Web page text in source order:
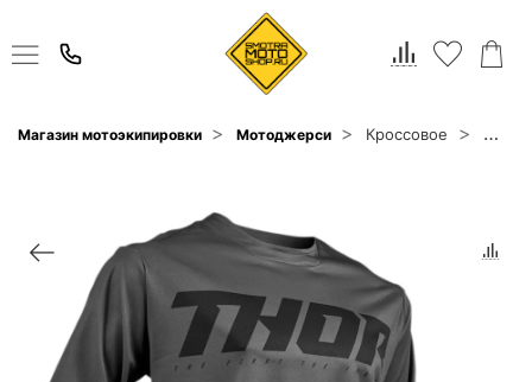
Магазин мотоэкипировки Мотоджерси Кроссовое Thor